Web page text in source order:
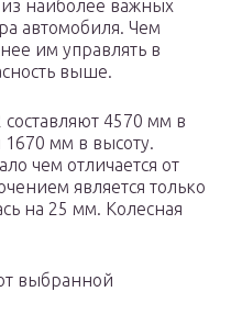
наиболее важных
автомобиля. Чем
им управлять в
выше.
составляют 4570 мм в
мм в высоту.
чем отличается от
является только
на 25 мм. Колесная
выбранной